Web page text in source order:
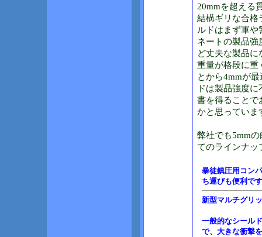
20mmを超える
結構ギリな合格
ルドはまず軍
ネートの製品強
ど丈夫な製品に
重量が格段に重
とから4mmが
ドは製品強度
書を得ることで
かと思っていま
弊社でも5mm
てのラインナッ
暴徒鎮圧用コン
ち運びも便利で
新型マルチグリ
一般的なシール
で、大きな衝撃